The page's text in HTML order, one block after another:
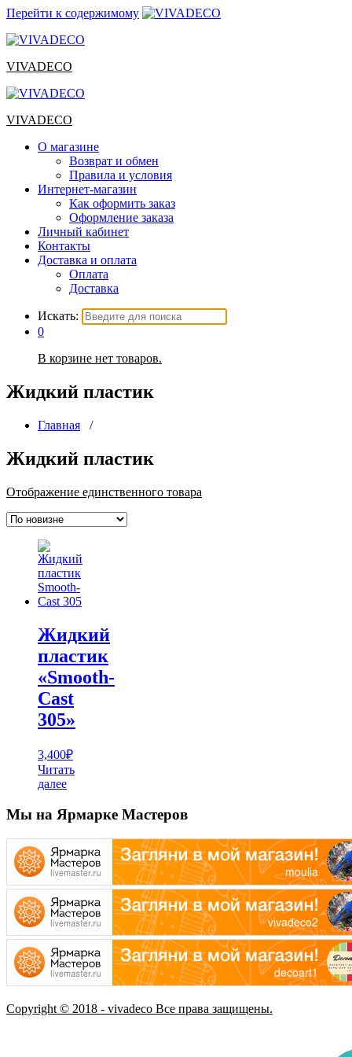
Перейти к содержимому
VIVADECO
VIVADECO
О магазине
Возврат и обмен
Правила и условия
Интернет-магазин
Как оформить заказ
Оформление заказа
Личный кабинет
Контакты
Доставка и оплата
Оплата
Доставка
Искать:
0
В корзине нет товаров.
Жидкий пластик
Главная /
Жидкий пластик
Отображение единственного товара
Жидкий
пластик
«Smooth-
Cast
305»
3,400₽
Читать
далее
Мы на Ярмарке Мастеров
Copyright © 2018 - vivadeco Все права защищены.